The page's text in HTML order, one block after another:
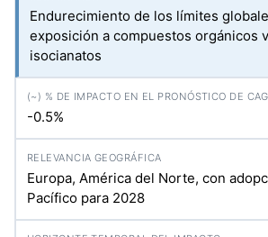
Endurecimiento de los límites
exposición a compuestos orgánicos
isocianatos
-0.5%
Europa, América del Norte, con
Pacífico para 2028